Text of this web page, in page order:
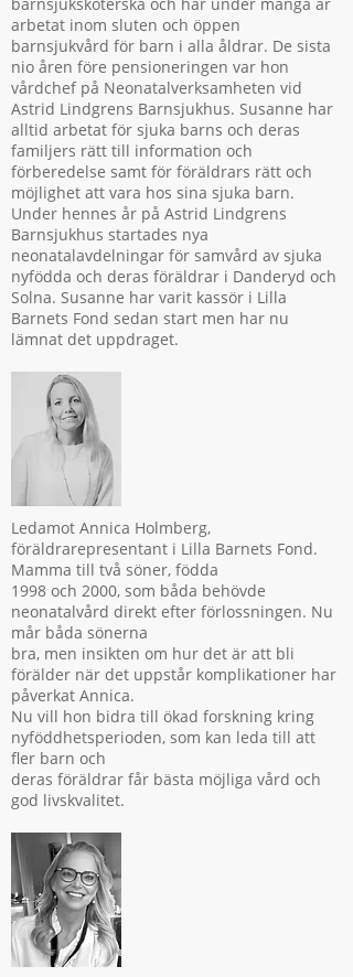
arbetat inom sluten och öppen
barnsjukvård för barn i alla åldrar. De sista
nio åren före pensioneringen var hon
vårdchef på Neonatalverksamheten vid
Astrid Lindgrens Barnsjukhus. Susanne har
alltid arbetat för sjuka barns och deras
familjers rätt till information och
förberedelse samt för föräldrars rätt och
möjlighet att vara hos sina sjuka barn.
Under hennes år på Astrid Lindgrens
Barnsjukhus startades nya
neonatalavdelningar för samvård av sjuka
nyfödda och deras föräldrar i Danderyd och
Solna. Susanne har varit kassör i Lilla
Barnets Fond sedan start men har nu
lämnat det uppdraget.
Ledamot Annica Holmberg,
föräldrarepresentant i Lilla Barnets Fond.
Mamma till två söner, födda
1998 och 2000, som båda behövde
neonatalvård direkt efter förlossningen. Nu
mår båda sönerna
bra, men insikten om hur det är att bli
förälder när det uppstår komplikationer har
påverkat Annica.
Nu vill hon bidra till ökad forskning kring
nyföddhetsperioden, som kan leda till att
fler barn och
deras föräldrar får bästa möjliga vård och
god livskvalitet.